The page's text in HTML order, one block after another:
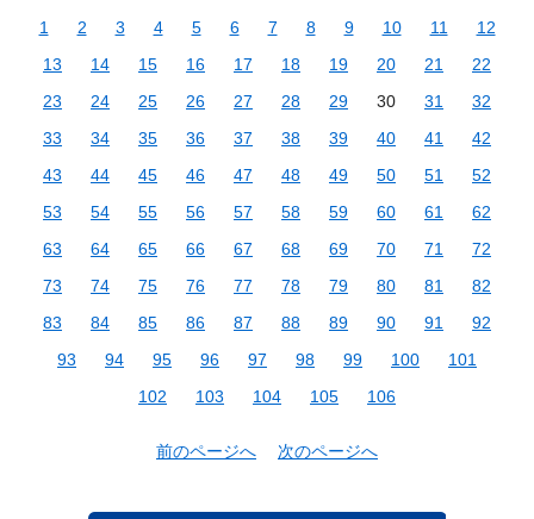
1 2 3 4 5 6 7 8 9 10 11
12
13
14 15 16 17 18 19 20 21
22
23
24 25 26 27 28 29 30 31
32
33
34 35 36 37 38 39 40 41
42
43
44 45 46 47 48 49 50 51
52
53
54 55 56 57 58 59 60 61
62
63
64 65 66 67 68 69 70 71
72
73
74 75 76 77 78 79 80 81
82
83
84 85 86 87 88 89 90 91
92
93
94 95 96 97 98 99 100
101
102
103 104 105 106
前のページへ 次のページへ